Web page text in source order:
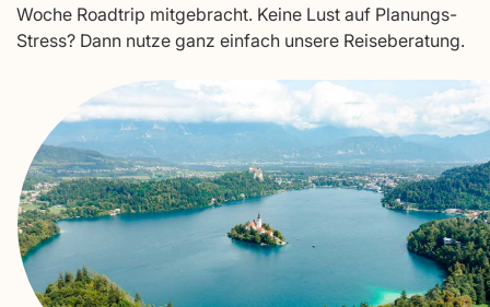
Woche Roadtrip mitgebracht. Keine Lust auf Planungs-
Stress? Dann nutze ganz einfach unsere Reiseberatung.